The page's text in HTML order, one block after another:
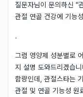
질문자님이 문의하신 "
관절 연골 건강에 기능
.
그럼 영양제 성분별로
지 설명 도와드리겠습
함량인데, 관절스타는
관절 및 연골 기능성 원